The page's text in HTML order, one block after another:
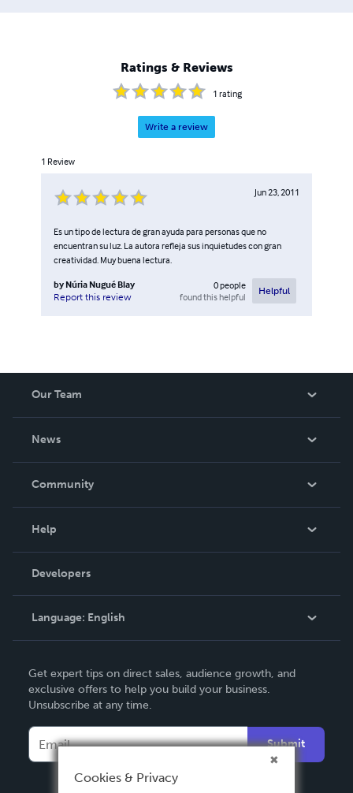
Ratings & Reviews
1 rating
Write a review
1 Review
Jun 23, 2011
Es un tipo de lectura de gran ayuda para personas que no
encuentran su luz. La autora refleja sus inquietudes con gran
creatividad. Muy buena lectura.
by Núria Nugué Blay
Report this review
0people
found this helpful
Helpful
Our Team
News
In The News
Community
Podcast
Help
Order Lookup
Knowledge Base
Contact Support
Developers
Language: English
Deutsch
Français
Español
Get expert tips on direct sales, audience growth, and
exclusive offers to help you build your business.
Unsubscribe at any time.
Submit
Cookies & Privacy